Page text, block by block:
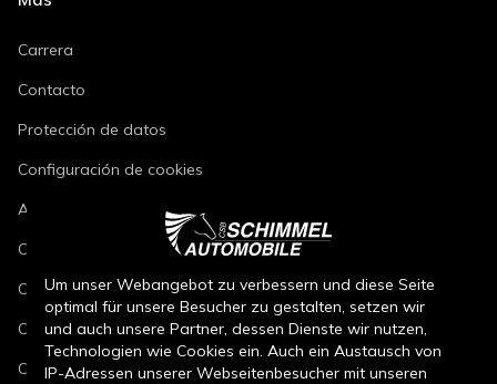
Carrera
Contacto
Protección de datos
Configuración de cookies
Aviso legal
Condiciones de reparación de vehículos
Condiciones de venta de vehículos nuevos
Condiciones de venta de vehículos usados
Condiciones de venta de piezas
Um unser Webangebot zu verbessern und diese Seite
optimal für unsere Besucher zu gestalten, setzen wir
und auch unsere Partner, dessen Dienste wir nutzen,
Technologien wie Cookies ein. Auch ein Austausch von
IP-Adressen unserer Webseitenbesucher mit unseren